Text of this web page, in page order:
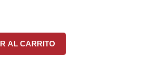
AL CARRITO